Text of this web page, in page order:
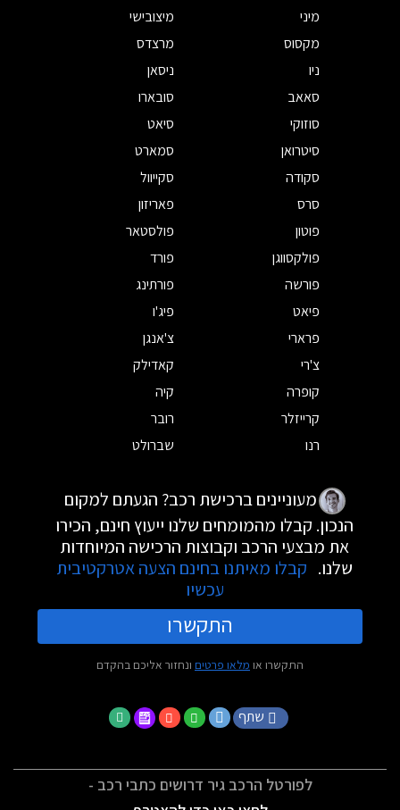
מיני
מיצובישי
מקסוס
מרצדס
ניו
ניסאן
סאאב
סובארו
סוזוקי
סיאט
סיטרואן
סמארט
סקודה
סקייוול
סרס
פאריזון
פוטון
פולסטאר
פולקסווגן
פורד
פורשה
פורתינג
פיאט
פיג'ו
פרארי
צ'אנגן
צ'רי
קאדילק
קופרה
קיה
קרייזלר
רובר
רנו
שברולט
מעוניינים ברכישת רכב? הגעתם למקום
הנכון. קבלו מהמומחים שלנו ייעוץ חינם, הכירו
את מבצעי הרכב וקבוצות הרכישה המיוחדות
שלנו. קבלו מאיתנו בחינם הצעה אטרקטיבית
עכשיו
התקשרו
התקשרו או מלאו פרטים ונחזור אליכם בהקדם
שתף
לפורטל הרכב גיר דרושים כתבי רכב -